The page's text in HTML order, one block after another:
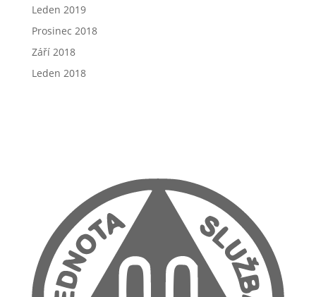
Leden 2019
Prosinec 2018
Září 2018
Leden 2018